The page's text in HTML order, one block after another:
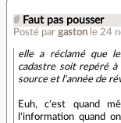
# Faut pas pousser
Posté par gaston le 24
elle a réclamé que
cadastre soit repéré à
source et l'année de
Euh, c'est quand
l'information quand